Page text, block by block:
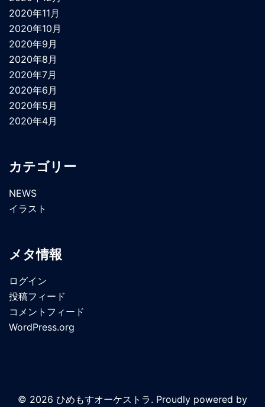
2020年11月
2020年10月
2020年9月
2020年8月
2020年7月
2020年6月
2020年5月
2020年4月
カテゴリー
NEWS
イラスト
メタ情報
ログイン
投稿フィード
コメントフィード
WordPress.org
© 2026 ひめもすオーケストラ. Proudly powered by